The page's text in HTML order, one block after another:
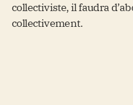
collectiviste, il faudra
collectivement.